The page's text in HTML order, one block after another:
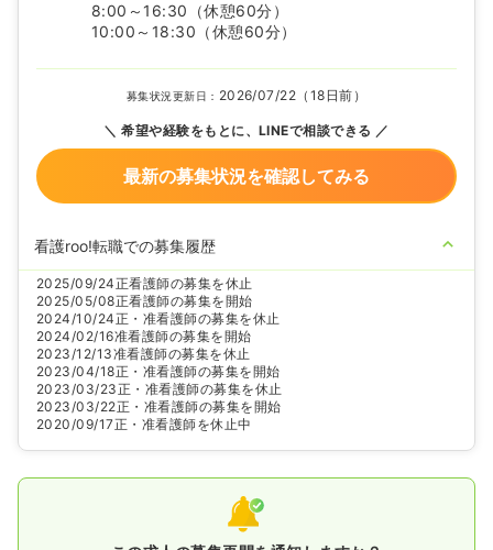
8:00～16:30
（休憩60分）
10:00～18:30 （休憩60分）
募集状況更新日： 2026/07/22（18日前）
希望や経験をもとに、LINEで相談できる
最新の募集状況を確認してみる
看護roo!転職での募集履歴
2025/09/24正看護師の募集を休止
2025/05/08正看護師の募集を開始
2024/10/24正・准看護師の募集を休止
2024/02/16准看護師の募集を開始
2023/12/13准看護師の募集を休止
2023/04/18正・准看護師の募集を開始
2023/03/23正・准看護師の募集を休止
2023/03/22正・准看護師の募集を開始
2020/09/17正・准看護師を休止中